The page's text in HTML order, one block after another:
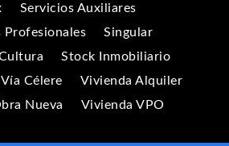
Servicios Auxiliares
Profesionales
Singular
Stock Inmobiliario
Vía Célere
Vivienda Alquiler
Nueva
Vivienda VPO